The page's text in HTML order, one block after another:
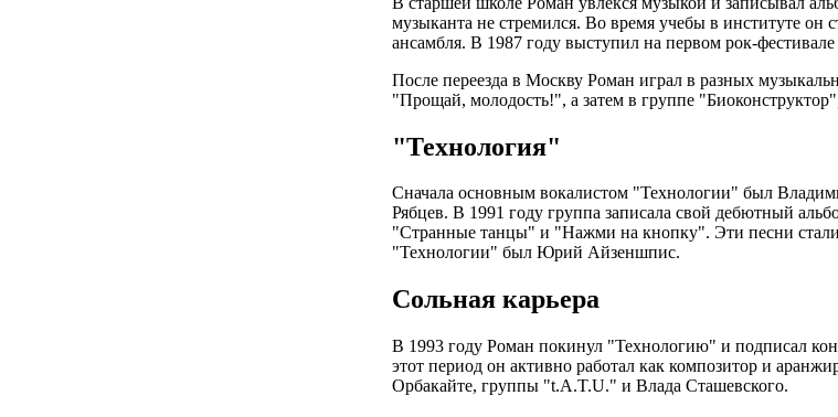
музыканта не стремился. Во время учебы в институте он
ансамбля. В 1987 году выступил на первом рок-
После переезда в Москву Роман играл в разных
"Прощай, молодость!", а затем в группе
"Технология"
Сначала основным вокалистом "Технологии" был
Рябцев. В 1991 году группа записала свой дебютный
"Странные танцы" и "Нажми на кнопку". Эти песни
"Технологии" был Юрий Айзеншпис.
Сольная карьера
В 1993 году Роман покинул "Технологию" и подписал
этот период он активно работал как композитор и
Орбакайте, группы "t.A.T.U." и Влада Сташевского.